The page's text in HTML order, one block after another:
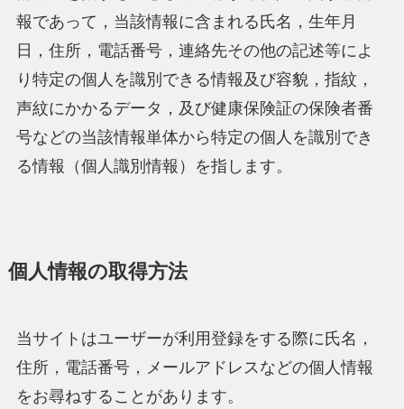
報であって，当該情報に含まれる氏名，生年月
日，住所，電話番号，連絡先その他の記述等によ
り特定の個人を識別できる情報及び容貌，指紋，
声紋にかかるデータ，及び健康保険証の保険者番
号などの当該情報単体から特定の個人を識別でき
る情報（個人識別情報）を指します。
個人情報の取得方法
当サイトはユーザーが利用登録をする際に氏名，
住所，電話番号，メールアドレスなどの個人情報
をお尋ねすることがあります。